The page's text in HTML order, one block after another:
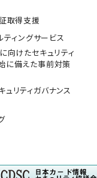
取得支援
ィングサービス
向けたセキュリティ
に備えた事前対策
リティガバナンス